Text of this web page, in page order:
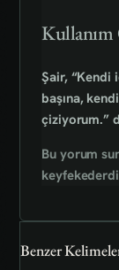
Kullanım
Şair, “Kendi
başına,
çiziyorum.”
Bu yorum
Benzer